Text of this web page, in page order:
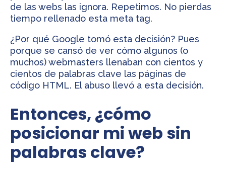
de las webs las ignora. Repetimos. No pierdas
tiempo rellenado esta meta tag.
¿Por qué Google tomó esta decisión? Pues
porque se cansó de ver cómo algunos (o
muchos) webmasters llenaban con cientos y
cientos de palabras clave las páginas de
código HTML. El abuso llevó a esta decisión.
Entonces, ¿cómo
posicionar mi web sin
palabras clave?